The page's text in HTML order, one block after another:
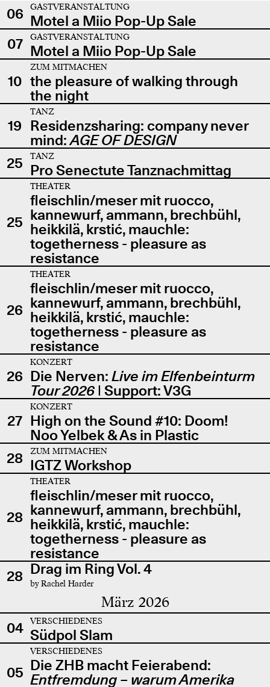
06
GASTVERANSTALTUNG
Motel a Miio Pop-Up Sale
07
GASTVERANSTALTUNG
Motel a Miio Pop-Up Sale
10
ZUM MITMACHEN
the pleasure of walking through
the night
19
TANZ
Residenzsharing: company never
mind:AGE OF DESIGN
25
TANZ
Pro Senectute Tanznachmittag
25
THEATER
fleischlin/meser mit ruocco,
kannewurf, ammann, brechbühl,
heikkilä, krstić, mauchle:
togetherness - pleasure as
resistance
26
THEATER
fleischlin/meser mit ruocco,
kannewurf, ammann, brechbühl,
heikkilä, krstić, mauchle:
togetherness - pleasure as
resistance
26
KONZERT
Die Nerven: Live im Elfenbeinturm
Tour 2026| Support: V3G
27
KONZERT
High on the Sound #10: Doom!
Noo Yelbek & As in Plastic
28
ZUM MITMACHEN
IGTZ Workshop
28
THEATER
fleischlin/meser mit ruocco,
kannewurf, ammann, brechbühl,
heikkilä, krstić, mauchle:
togetherness - pleasure as
resistance
28 Drag im Ring Vol. 4
by Rachel Harder
März 2026
04 VERSCHIEDENES
Südpol Slam
05
VERSCHIEDENES
Die ZHB macht Feierabend:
Entfremdung – warum Amerika